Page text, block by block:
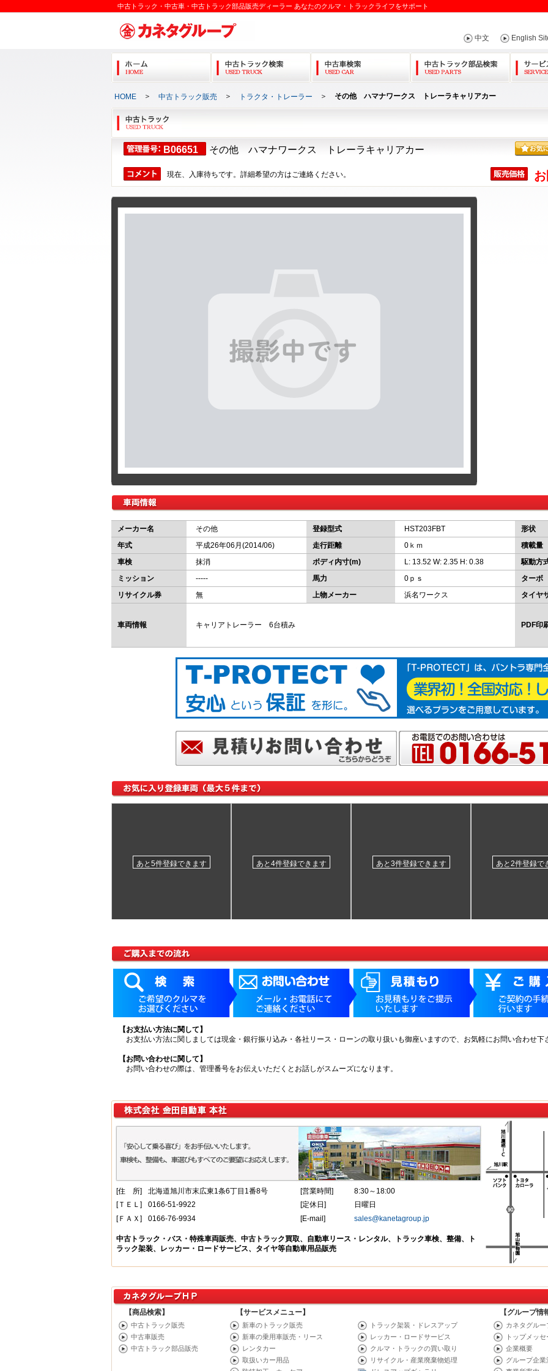
中古トラック・中古車・中古トラック部品販売ディーラー あなたのクルマ・トラックライフをサポート
English
中文
HOME ＞ 中古トラック販売 ＞ トラクタ・トレーラー ＞ その他 ハマナワークス トレーラキャリアカー
B06651 その他 ハマナワークス トレーラキャリアカー
現在、入庫待ちです。詳細希望の方はご連絡ください。
メーカー名 その他 登録型式 HST203FBT 形状
年式
平成26年06月(2014/06) 走行距離 0ｋｍ 積載量
車検
抹消 ボディ内寸(m) L: 13.52 W: 2.35 H: 0.38 駆動方
ミッション
----- 馬力 0ｐｓ ターボ
リサイクル券
無 上物メーカー 浜名ワークス タイヤ
車両情報 キャリアトレーラー 6台積み PDF印
あと5件登録できます あと4件登録できます あと3件登録できます あと2件登録で
【商品検索】
中古トラック販売
中古車販売
中古トラック部品販売
【サービスメニュー】
新車のトラック販売
新車の乗用車販売・リース
レンタカー
取扱いカー用品
トラック架装・ドレスアップ
レッカー・ロードサービス
クルマ・トラックの買い取り
リサイクル・産業廃棄物処理
【グループ情
カネタグルー
トップメッセ
企業概要
グループ企業